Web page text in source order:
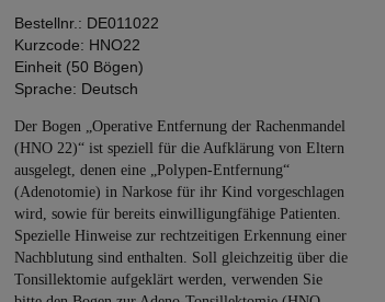
Bestellnr.: DE011022
Kurzcode: HNO22
Einheit (50 Bögen)
Sprache: Deutsch
Der Bogen „Operative Entfernung der Rachenmandel
(HNO 22)“ ist speziell für die Aufklärung von Eltern
ausgelegt, denen eine „Polypen-Entfernung“
(Adenotomie) in Narkose für ihr Kind vorgeschlagen
wird, sowie für bereits einwilligungfähige Patienten.
Spezielle Hinweise zur rechtzeitigen Erkennung einer
Nachblutung sind enthalten. Soll gleichzeitig über die
Tonsillektomie aufgeklärt werden, verwenden Sie